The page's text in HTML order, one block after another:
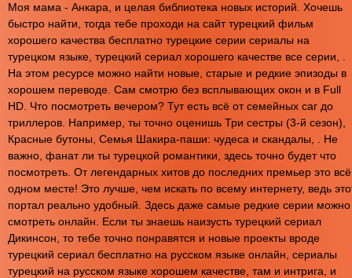
Моя мама - Анкара, и целая библиотека новых историй. Хочешь
быстро найти, тогда тебе проходи на сайт турецкий фильм
хорошего качества бесплатно турецкие серии сериалы на
турецком языке, турецкий сериал хорошего качестве все серии, .
На этом ресурсе можно найти новые, старые и редкие эпизоды в
хорошем переводе. Сам смотрю без всплывающих окон и в Full
HD. Что посмотреть вечером? Тут есть всё от семейных саг до
триллеров. Например, ты точно оценишь Три сестры (3-й сезон),
Красные бутоны, Семья Шакира-паши: чудеса и скандалы, . Не
важно, фанат ли ты турецкой романтики, здесь точно будет что
посмотреть. От легендарных хитов до последних премьер это
одном месте! Это лучше, чем искать по всему интернету, ведь
портал реально удобный. Здесь даже самые редкие серии можно
смотреть онлайн. Если ты знаешь наизусть турецкий сериал
Дикинсон, то тебе точно понравятся и новые проекты вроде
турецкий сериал бесплатно на русском языке онлайн, сериалы
турецкий на русском языке хорошем качестве, там и интрига, и